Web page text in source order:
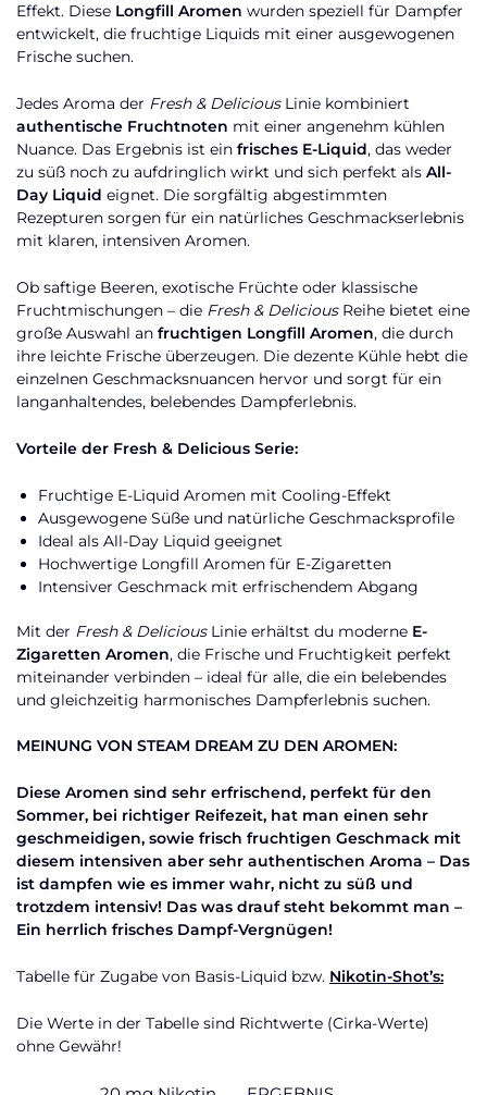
Effekt. Diese Longfill Aromen wurden speziell für Dampfer
entwickelt, die fruchtige Liquids mit einer ausgewogenen
Frische suchen.
Jedes Aroma der Fresh & DeliciousLinie kombiniert
authentische Fruchtnoten mit einer angenehm kühlen
Nuance. Das Ergebnis ist ein frisches E-Liquid, das weder
zu süß noch zu aufdringlich wirkt und sich perfekt als All-
Day Liquid eignet. Die sorgfältig abgestimmten
Rezepturen sorgen für ein natürliches Geschmackserlebnis
mit klaren, intensiven Aromen.
Ob saftige Beeren, exotische Früchte oder klassische
Fruchtmischungen – die Fresh & DeliciousReihe bietet eine
große Auswahl an fruchtigen Longfill Aromen, die durch
ihre leichte Frische überzeugen. Die dezente Kühle hebt die
einzelnen Geschmacksnuancen hervor und sorgt für ein
langanhaltendes, belebendes Dampferlebnis.
Vorteile der Fresh & Delicious Serie:
Fruchtige E-Liquid Aromen mit Cooling-Effekt
Ausgewogene Süße und natürliche Geschmacksprofile
Ideal als All-Day Liquid geeignet
Hochwertige Longfill Aromen für E-Zigaretten
Intensiver Geschmack mit erfrischendem Abgang
Mit der Fresh & DeliciousLinie erhältst du moderne E-
Zigaretten Aromen, die Frische und Fruchtigkeit perfekt
miteinander verbinden – ideal für alle, die ein belebendes
und gleichzeitig harmonisches Dampferlebnis suchen.
MEINUNG VON STEAM DREAM ZU DEN AROMEN:
Diese Aromen sind sehr erfrischend, perfekt für den
Sommer, bei richtiger Reifezeit, hat man einen sehr
geschmeidigen, sowie frisch fruchtigen Geschmack mit
diesem intensiven aber sehr authentischen Aroma – Das
ist dampfen wie es immer wahr, nicht zu süß und
trotzdem intensiv! Das was drauf steht bekommt man –
Ein herrlich frisches Dampf-Vergnügen!
Tabelle für Zugabe von Basis-Liquid bzw. Nikotin-Shot’s:
Die Werte in der Tabelle sind Richtwerte (Cirka-Werte)
ohne Gewähr!